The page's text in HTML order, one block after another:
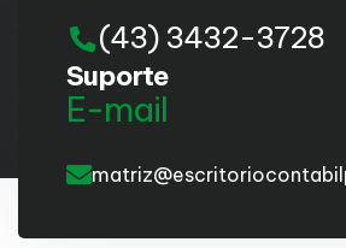
(43) 3432-3728
Suporte
E-mail